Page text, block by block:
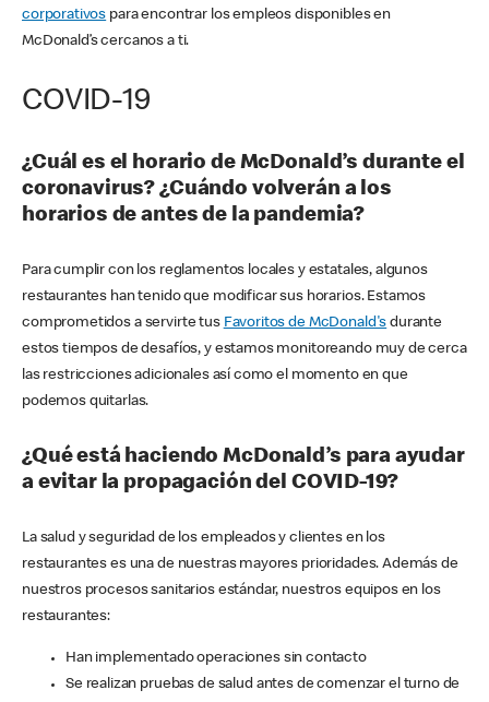
corporativos para encontrar los empleos disponibles en
McDonald’s cercanos a ti.
COVID-19
¿Cuál es el horario de McDonald’s durante el
coronavirus? ¿Cuándo volverán a los
horarios de antes de la pandemia?
Para cumplir con los reglamentos locales y estatales, algunos
restaurantes han tenido que modificar sus horarios. Estamos
comprometidos a servirte tus Favoritos de McDonald's durante
estos tiempos de desafíos, y estamos monitoreando muy de cerca
las restricciones adicionales así como el momento en que
podemos quitarlas.
¿Qué está haciendo McDonald’s para ayudar
a evitar la propagación del COVID-19?
La salud y seguridad de los empleados y clientes en los
restaurantes es una de nuestras mayores prioridades. Además de
nuestros procesos sanitarios estándar, nuestros equipos en los
restaurantes:
Han implementado operaciones sin contacto
Se realizan pruebas de salud antes de comenzar el turno de